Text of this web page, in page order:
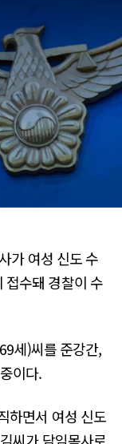
가 여성 신도 수
접수돼 경찰이 수
세)씨를 준강간,
이다.
하면서 여성 신도
씨가 담임목사로